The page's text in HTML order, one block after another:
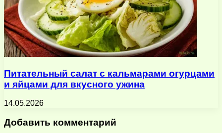
Питательный салат с кальмарами огурцами
и яйцами для вкусного ужина
14.05.2026
Добавить комментарий